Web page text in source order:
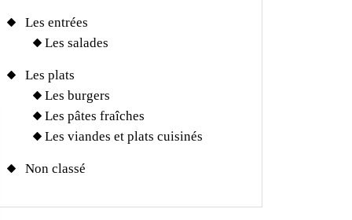
Les entrées
Les salades
Les plats
Les burgers
Les pâtes fraîches
Les viandes et plats cuisinés
Non classé